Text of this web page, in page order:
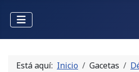
Está aquí: Inicio Gacetas